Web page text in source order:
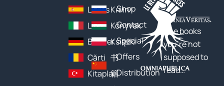
Libros
Libri
Bücher
Cărți
Kitaplar
Книги
Könyvek
Książki
书
籍
Shop
Contact
Special
Offers
Distribution
The books
you’re not
supposed to
read…